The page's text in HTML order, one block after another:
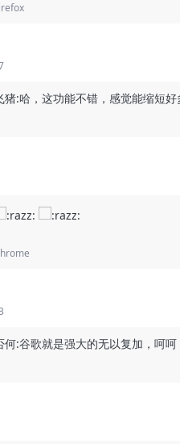
猪:哈，这功能不错，感觉能缩短
何:谷歌就是强大的无以复加，呵呵